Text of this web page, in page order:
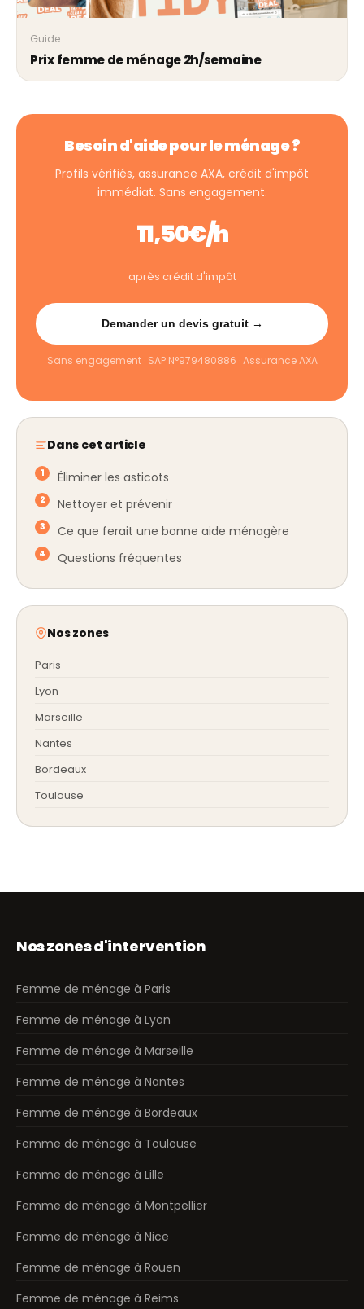
Guide
Prix femme de ménage 2h/semaine
Besoin d'aide pour le ménage ?
Profils vérifiés, assurance AXA, crédit d'impôt
immédiat. Sans engagement.
11,50€/h
après crédit d'impôt
Demander un devis gratuit →
Sans engagement · SAP N°979480886 · Assurance AXA
Dans cet article
Éliminer les asticots
Nettoyer et prévenir
Ce que ferait une bonne aide ménagère
Questions fréquentes
Nos zones
Paris
Lyon
Marseille
Nantes
Bordeaux
Toulouse
Nos zones d'intervention
Femme de ménage à Paris
Femme de ménage à Lyon
Femme de ménage à Marseille
Femme de ménage à Nantes
Femme de ménage à Bordeaux
Femme de ménage à Toulouse
Femme de ménage à Lille
Femme de ménage à Montpellier
Femme de ménage à Nice
Femme de ménage à Rouen
Femme de ménage à Reims